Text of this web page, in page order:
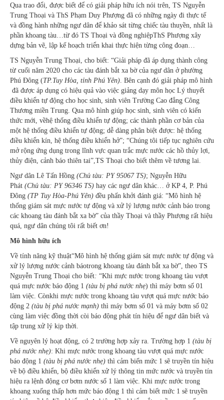
Qua trao đổi, được biết để có giải pháp hữu ích nói trên, TS Nguyễn
Trung Thoại và ThS Phạm Duy Phượng đã có những ngày đi thực tế
và đồng hành những ngư dân để khảo sát từng chiếc tàu thuyền, nhất là
phần khoang tàu…từ đó TS Thoại và đồng nghiệpThS Phượng xây
dựng bản vẽ, lập kế hoạch triển khai thực hiện từng công đoạn…
TS Nguyễn Trung Thoại, cho biết: “Giải pháp đã áp dụng thành công
từ cuối năm 2020 cho các tàu đánh bắt xa bờ của ngư dân ở phường
Phú Đông (TP.Tuy Hòa, tỉnh Phú Yên) . Bên cạnh đó giải pháp mô hình
đã được áp dụng có hiệu quả vào việc giảng dạy môn học Lý thuyết
điều khiển tự động cho học sinh, sinh viên Trường Cao đẳng Công
Thương miền Trung. Qua mô hình giúp học sinh, sinh viên có kiến
thức mới, vềhệ thống điều khiển tự động; các thành phần cơ bản của
một hệ thống điều khiển tự động; dễ dàng phân biệt được: hệ thống
điều khiển kín, hệ thống điều khiển hở”; “Chúng tôi tiếp tục nghiên cứu
mở rộng ứng dụng trong lĩnh vực quan trắc mực nước các hồ thủy lợi,
thủy điện, cảnh báo thiên tai”,TS Thoại cho biết thêm về tương lai.
Ngư dân Lê Tấn Hồng (Chủ tàu: PY 95067 TS); Nguyễn Hữu
Phát (Chủ tàu: PY 96346 TS) hay các ngư dân khác… ở KP 4, P. Phú
Đông (TP Tuy Hòa-Phú Yên) đều phấn khởi đánh giá: “Mô hình hệ
thống giám sát mực nước tự động và xử lý lượng nước cảnh báo trong
các khoang tàu đánh bắt xa bờ” của thầy Thoại và thầy Phượng rất hiệu
quá, ngư dân chúng tôi rất biết ơn!
Mô hình hữu ích
Về tính năng kỹ thuật“Mô hình hệ thống giám sát mực nước tự động và
xử lý lượng nước cảnh báotrong khoang tàu đánh bắt xa bờ”, theo TS
Nguyễn Trung Thoại cho biết: “Khi mực nước trong khoang tàu vượt
quá mực nước báo động 1 (tàu bị phá nước nhẹ) thì máy bơm số 01
làm việc. Cònkhi mực nước trong khoang tàu vượt quá mực nước báo
động 2 (tàu bị phá nước mạnh) thì máy bơm số 01 và máy bơm số 02
cùng làm việc đồng thời còi báo động phát tín hiệu để ngư dân biết và
tập trung xử lý kịp thời.
Về nguyên lý hoạt động, có 2 trường hợp xảy ra. Trường hợp 1 (tàu bị
phá nước nhẹ): Khi mực nước trong khoang tàu vượt quá mực nước
báo động 1 (tàu bị phá nước nhẹ) thì cảm biến mức 1 sẽ truyền tín hiệu
về bộ điều khiển, bộ điều khiển xử lý thông tin mức nước và truyền tín
hiệu ra lệnh động cơ bơm nước số 1 làm việc. Khi mực nước trong
khoang xuống thấp hơn mức báo động 1 thì cảm biết mức 1 sẽ truyền